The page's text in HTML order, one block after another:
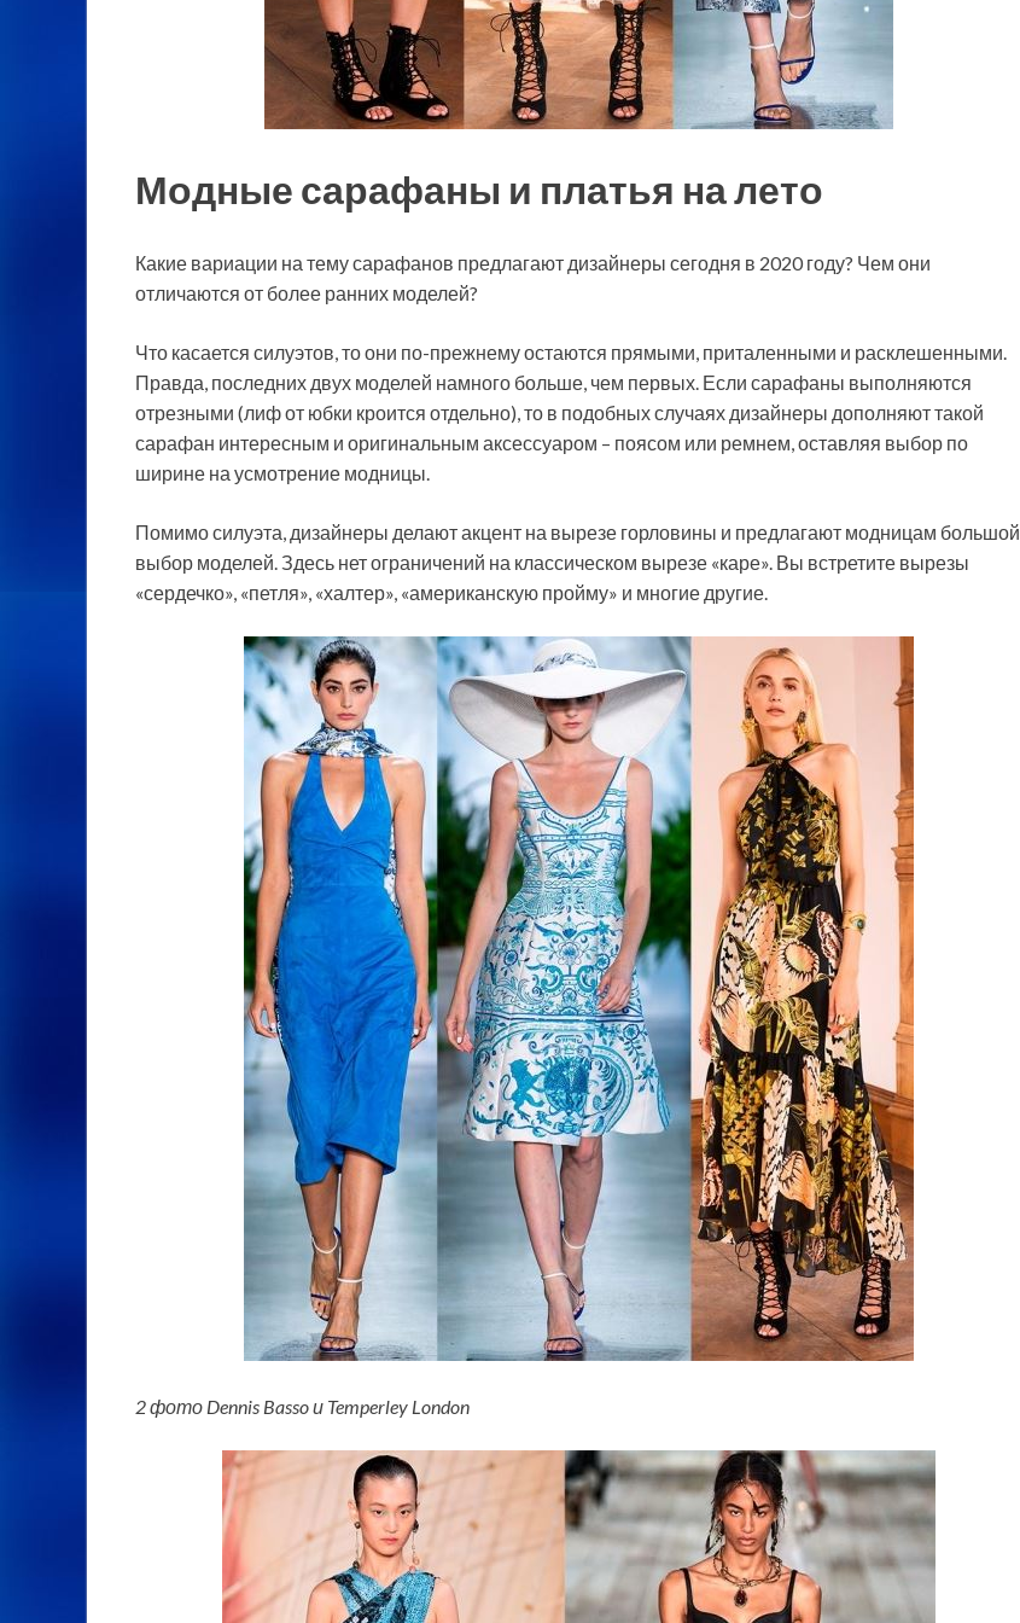
Модные сарафаны и платья на лето
Какие вариации на тему сарафанов предлагают дизайнеры сегодня в 2020 году? Чем они
отличаются от более ранних моделей?
Что касается силуэтов, то они по-прежнему остаются прямыми, приталенными и расклешенными.
Правда, последних двух моделей намного больше, чем первых. Если сарафаны выполняются
отрезными (лиф от юбки кроится отдельно), то в подобных случаях дизайнеры дополняют такой
сарафан интересным и оригинальным аксессуаром – поясом или ремнем, оставляя выбор по
ширине на усмотрение модницы.
Помимо силуэта, дизайнеры делают акцент на вырезе горловины и предлагают модницам большой
выбор моделей. Здесь нет ограничений на классическом вырезе «каре». Вы встретите вырезы
«сердечко», «петля», «халтер», «американскую пройму» и многие другие.
2 фото Dennis Basso и Temperley London